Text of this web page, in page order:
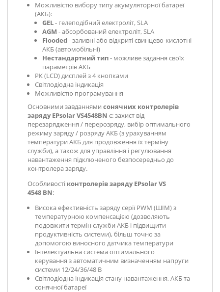
Можливістю вибору типу акумуляторної батареї
(АКБ):
GEL- гелеподібний електроліт, SLA
AGM - абсорбований електроліт, SLA
Flooded- заливні або відкриті свинцево-кислотні
АКБ (автомобільні)
Нестандартний тип- можливе задання своїх
параметрів АКБ
РК (LCD) дисплей з 4 кнопками
Світлодіодна індикація
Можливістю програмування
Основними завданнями сонячних контролерів
зарядуEPsolar VS4548BN є: захист від
перезарядження / перерозряду, вибір оптимального
режиму заряду / розряду АКБ (з урахуванням
температури АКБ для продовження їх терміну
служби), а також для управління і регулювання
навантаження підключеного безпосередньо до
контролера заряду.
Особливості контролерів заряду EPsolar VS
4548 BN:
Висока ефективність заряду серії PWM (ШІМ) з
температурною компенсацією (дозволяють
подовжити термін служби АКБ і підвищити
продуктивність системи), більш точно за
допомогою виносного датчика температури
Інтелектуальна система оптимального
керування з автоматичним визначенням напруги
системи 12/24/36/48 В
Світлодіодна індикація стану навантаження, АКБ та
сонячної батареї